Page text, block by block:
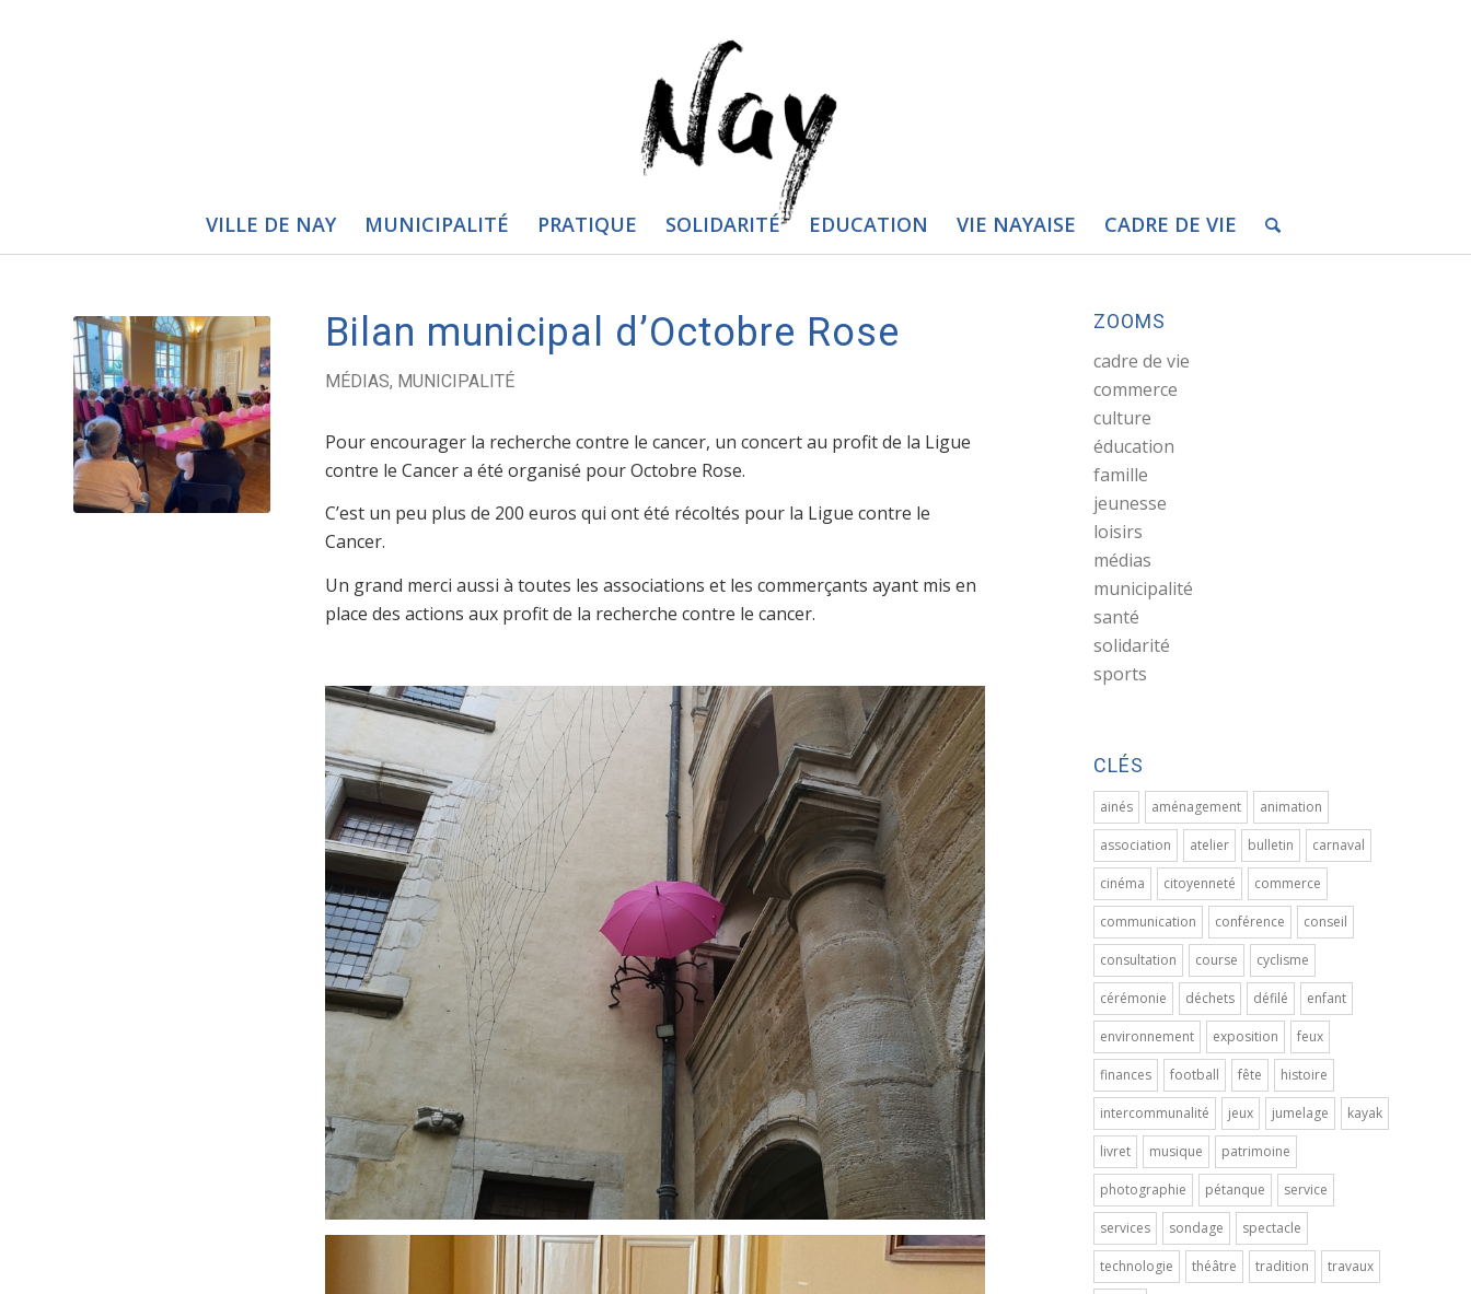
VILLE DE NAY MUNICIPALITÉ PRATIQUE SOLIDARITÉ EDUCATION VIE NAYAISE CADRE DE VIE
Bilan municipal d’Octobre Rose
MÉDIAS, MUNICIPALITÉ
Pour encourager la recherche contre le cancer, un concert au profit de la Ligue
contre le Cancer a été organisé pour Octobre Rose.
C’est un peu plus de 200 euros qui ont été récoltés pour la Ligue contre le
Cancer.
Un grand merci aussi à toutes les associations et les commerçants ayant mis en
place des actions aux profit de la recherche contre le cancer.
ZOOMS
cadre de vie
commerce
culture
éducation
famille
jeunesse
loisirs
médias
municipalité
santé
solidarité
sports
CLÉS
ainés aménagement animation
association atelier bulletin carnaval
cinéma citoyenneté commerce
communication conférence conseil
consultation course cyclisme
cérémonie déchets défilé enfant
environnement exposition feux
finances football fête histoire
intercommunalité jeux jumelage kayak
livret musique patrimoine
photographie pétanque service
services sondage spectacle
technologie théâtre tradition travaux